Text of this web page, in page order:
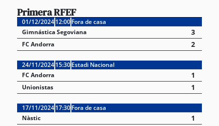
Primera RFEF
01/12/202412:00Fora de casa
Gimnástica Segoviana
3
FC Andorra 2
24/11/202415:30Estadi Nacional
FC Andorra
1
Unionistas 1
17/11/202417:30Fora de casa
Nàstic
1